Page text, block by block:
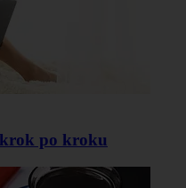
po kroku